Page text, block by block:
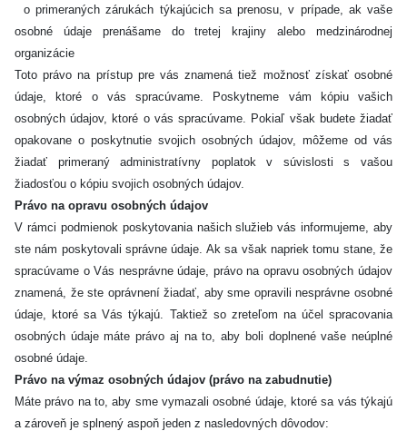
o primeraných zárukách týkajúcich sa prenosu, v prípade, ak vaše
osobné údaje prenášame do tretej krajiny alebo medzinárodnej
organizácie
Toto právo na prístup pre vás znamená tiež možnosť získať osobné
údaje, ktoré o vás spracúvame. Poskytneme vám kópiu vašich
osobných údajov, ktoré o vás spracúvame. Pokiaľ však budete žiadať
opakovane o poskytnutie svojich osobných údajov, môžeme od vás
žiadať primeraný administratívny poplatok v súvislosti s vašou
žiadosťou o kópiu svojich osobných údajov.
Právo na opravu osobných údajov
V rámci podmienok poskytovania našich služieb vás informujeme, aby
ste nám poskytovali správne údaje. Ak sa však napriek tomu stane, že
spracúvame o Vás nesprávne údaje, právo na opravu osobných údajov
znamená, že ste oprávnení žiadať, aby sme opravili nesprávne osobné
údaje, ktoré sa Vás týkajú. Taktiež so zreteľom na účel spracovania
osobných údaje máte právo aj na to, aby boli doplnené vaše neúplné
osobné údaje.
Právo na výmaz osobných údajov (právo na zabudnutie)
Máte právo na to, aby sme vymazali osobné údaje, ktoré sa vás týkajú
a zároveň je splnený aspoň jeden z nasledovných dôvodov: